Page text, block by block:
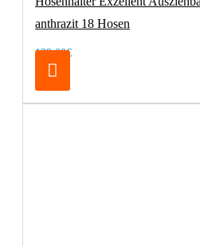
anthrazit 18 Hosen
139,00€